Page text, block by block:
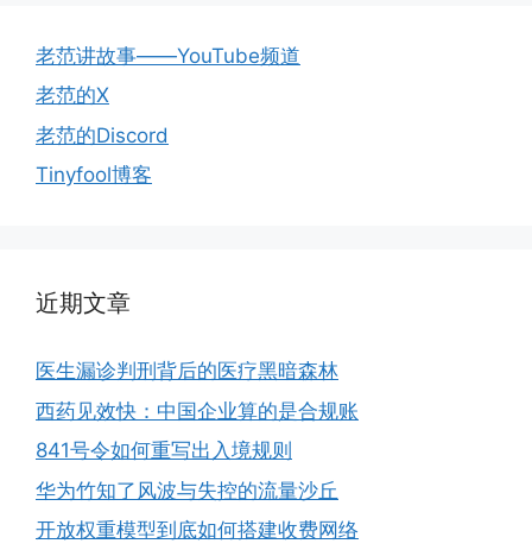
老范讲故事——YouTube频道
老范的X
老范的Discord
Tinyfool博客
近期文章
医生漏诊判刑背后的医疗黑暗森林
西药见效快：中国企业算的是合规账
841号令如何重写出入境规则
华为竹知了风波与失控的流量沙丘
开放权重模型到底如何搭建收费网络